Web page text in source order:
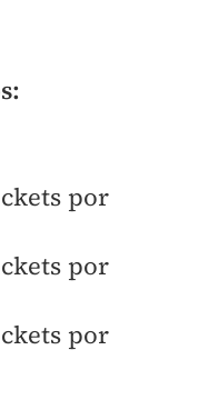
por
por
por